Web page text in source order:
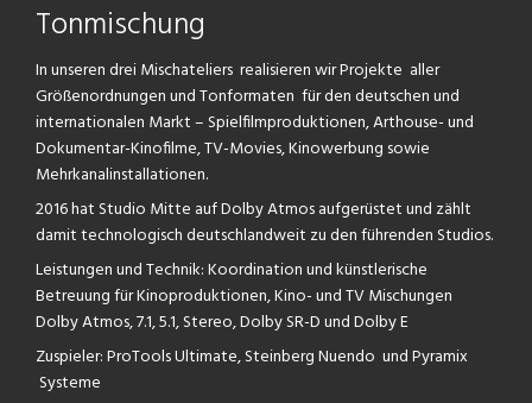
Tonmischung
In unseren drei Mischateliers realisieren wir Projekte aller
Größenordnungen und Tonformaten für den deutschen und
internationalen Markt – Spielfilmproduktionen, Arthouse- und
Dokumentar-Kinofilme, TV-Movies, Kinowerbung sowie
Mehrkanalinstallationen.
2016 hat Studio Mitte auf Dolby Atmos aufgerüstet und zählt
damit technologisch deutschlandweit zu den führenden Studios.
Leistungen und Technik: Koordination und künstlerische
Betreuung für Kinoproduktionen, Kino- und TV Mischungen
Dolby Atmos, 7.1, 5.1, Stereo, Dolby SR-D und Dolby E
Zuspieler: ProTools Ultimate, Steinberg Nuendo und Pyramix
Systeme